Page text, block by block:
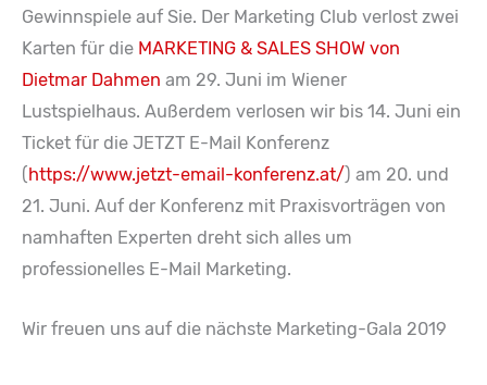
Gewinnspiele auf Sie. Der Marketing Club verlost zwei
Karten für die MARKETING & SALES SHOW von
Dietmar Dahmen am 29. Juni im Wiener
Lustspielhaus. Außerdem verlosen wir bis 14. Juni ein
Ticket für die JETZT E-Mail Konferenz
(https://www.jetzt-email-konferenz.at/) am 20. und
21. Juni. Auf der Konferenz mit Praxisvorträgen von
namhaften Experten dreht sich alles um
professionelles E-Mail Marketing.
Wir freuen uns auf die nächste Marketing-Gala 2019